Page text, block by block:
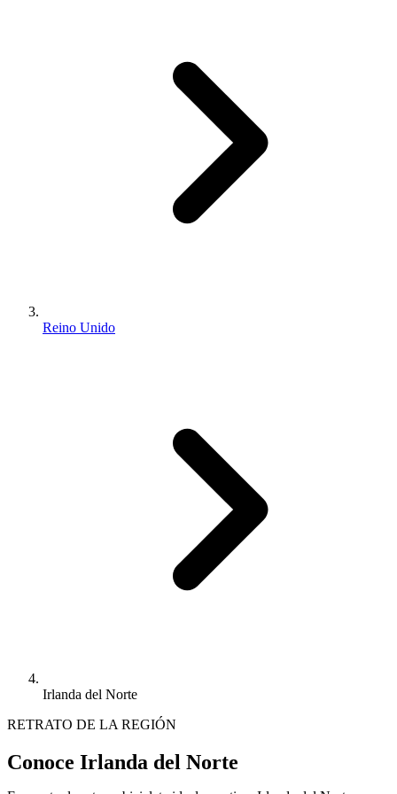
Reino Unido
Irlanda del Norte
RETRATO DE LA REGIÓN
Conoce Irlanda del Norte